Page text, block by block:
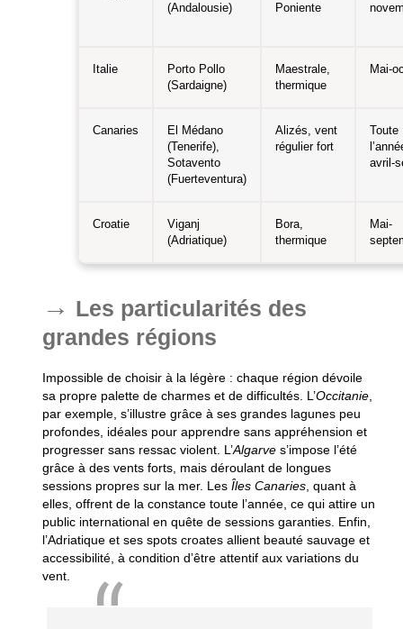
(Andalousie)
Poniente
Italie
Porto Pollo
(Sardaigne)
Maestrale,
thermique
Mai-
Canaries
El Médano
(Tenerife),
Sotavento
(Fuerteventura)
Alizés, vent
régulier fort
Toute
avril-
Croatie
Viganj
(Adriatique)
Bora,
thermique
Mai-
Les particularités des
grandes régions
Impossible de choisir à la légère : chaque région dévoile
sa propre palette de charmes et de difficultés. L’Occitanie,
par exemple, s’illustre grâce à ses grandes lagunes peu
profondes, idéales pour apprendre sans appréhension et
progresser sans ressac violent. L’Algarves’impose l’été
grâce à des vents forts, mais déroulant de longues
sessions propres sur la mer. Les Îles Canaries, quant à
elles, offrent de la constance toute l’année, ce qui attire un
public international en quête de sessions garanties. Enfin,
l’Adriatique et ses spots croates allient beauté sauvage et
accessibilité, à condition d’être attentif aux variations du
vent.